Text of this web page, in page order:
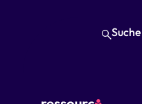
Suche